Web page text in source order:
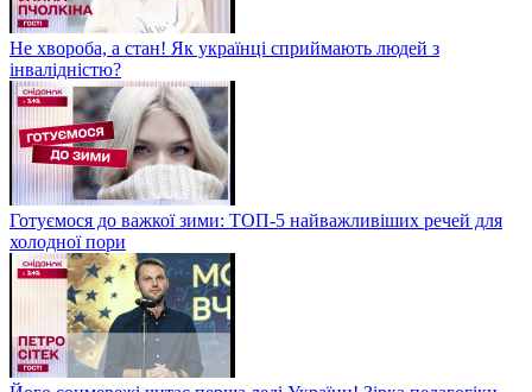
Не хвороба, а стан! Як українці сприймають людей з
інвалідністю?
Готуємося до важкої зими: ТОП-5 найважливіших речей для
холодної пори